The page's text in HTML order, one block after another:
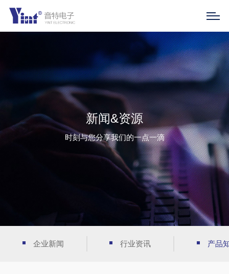
新闻&资源
时刻与您分享我们的一点一滴
企业新闻 行业资讯 产品